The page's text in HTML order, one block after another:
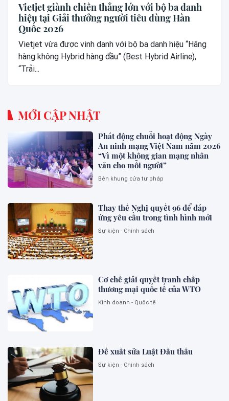
Vietjet giành chiến thắng lớn với bộ ba danh
hiệu tại Giải thưởng người tiêu dùng Hàn
Quốc 2026
Vietjet vừa được vinh danh với bộ ba danh hiệu “Hãng
hàng không Hybrid hàng đầu” (Best Hybrid Airline),
“Trải...
MỚI CẬP NHẬT
Phát động chuỗi hoạt động Ngày
An ninh mạng Việt Nam năm 2026
“Vì một không gian mạng nhân
văn cho mỗi người”
Bên khung cửa tư pháp
Thay thế Nghị quyết 96 để đáp
ứng yêu cầu trong tình hình mới
Sự kiện - Chính sách
Cơ chế giải quyết tranh chấp
thương mại quốc tế của WTO
Kinh doanh - Quốc tế
Đề xuất sửa Luật Đấu thầu
Sự kiện - Chính sách